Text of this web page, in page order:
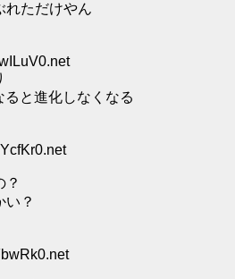
れただけやん
と進化しなくなる
？
い？